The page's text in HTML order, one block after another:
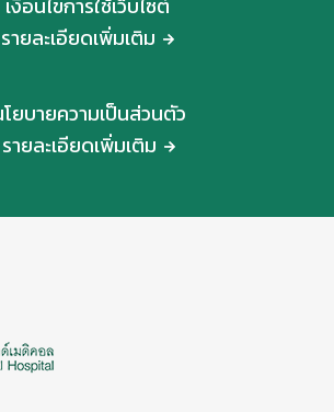
เงื่อนไขการใช้เว็บไซต์
รายละเอียดเพิ่มเติม
ยบายความเป็นส่วนตัว
รายละเอียดเพิ่มเติม